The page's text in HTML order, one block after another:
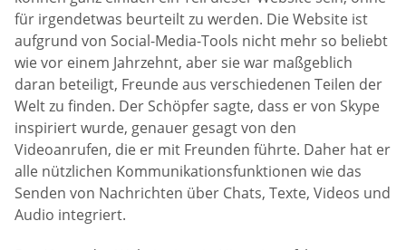
für irgendetwas beurteilt zu werden. Die Website ist
aufgrund von Social-Media-Tools nicht mehr so beliebt
wie vor einem Jahrzehnt, aber sie war maßgeblich
daran beteiligt, Freunde aus verschiedenen Teilen der
Welt zu finden. Der Schöpfer sagte, dass er von Skype
inspiriert wurde, genauer gesagt von den
Videoanrufen, die er mit Freunden führte. Daher hat er
alle nützlichen Kommunikationsfunktionen wie das
Senden von Nachrichten über Chats, Texte, Videos und
Audio integriert.